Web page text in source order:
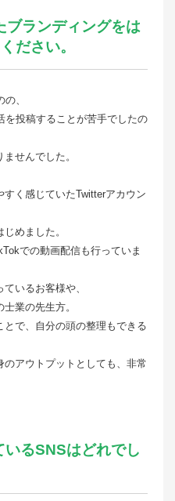
ブランディングをは
ださい。
、
を投稿することが苦手でしたの
せんでした。
く感じていたTwitterアカウン
めました。
での動画配信も行っていま
いるお客様や、
業の先生方。
で、自分の頭の整理もできる
アウトプットとしても、非常
るSNSはどれでし